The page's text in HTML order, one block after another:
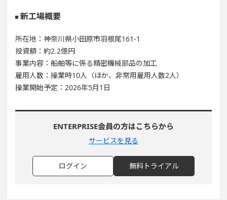
新工場概要
所在地：神奈川県小田原市羽根尾161-1
投資額：約2.2億円
事業内容：船舶等に係る精密機械部品の加工
雇用人数：操業時10人（ほか、非常用雇用人数2人）
操業開始予定：2026年5月1日
ENTERPRISE会員の方はこちらから
サービスを見る
ログイン 無料トライアル